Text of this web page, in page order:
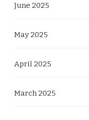
June 2025
May 2025
April 2025
March 2025